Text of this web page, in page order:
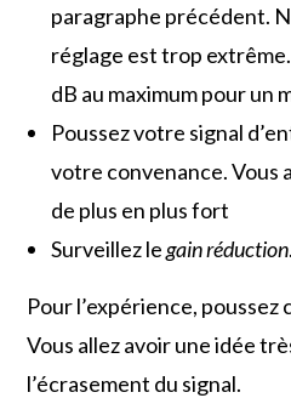
paragraphe précédent.
réglage est trop extrême.
dB au maximum pour un
Poussez votre signal
votre convenance. Vous
de plus en plus fort
Surveillez legain réduction.
Pour l’expérience,
Vous allez avoir une idée
l’écrasement du signal.